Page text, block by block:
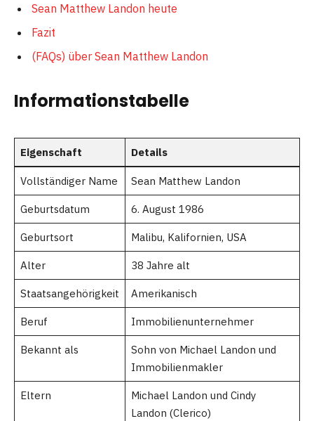
Sean Matthew Landon heute
Fazit
(FAQs) über Sean Matthew Landon
Informationstabelle
Eigenschaft Details
Vollständiger Name Sean Matthew Landon
Geburtsdatum 6. August 1986
Geburtsort Malibu, Kalifornien, USA
Alter 38 Jahre alt
Staatsangehörigkeit Amerikanisch
Beruf Immobilienunternehmer
Bekannt als
Sohn von Michael Landon und
Immobilienmakler
Eltern
Michael Landon und Cindy
Landon (Clerico)